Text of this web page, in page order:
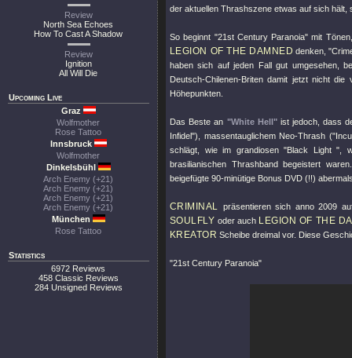
Review
North Sea Echoes
How To Cast A Shadow
Review
Ignition
All Will Die
Upcoming Live
Graz
Wolfmother
Rose Tattoo
Innsbruck
Wolfmother
Dinkelsbühl
Arch Enemy (+21)
Arch Enemy (+21)
Arch Enemy (+21)
Arch Enemy (+21)
München
Rose Tattoo
Statistics
6972 Reviews
458 Classic Reviews
284 Unsigned Reviews
der aktuellen Thrashszene etwas auf sich hält,
So beginnt "21st Century Paranoia" mit
LEGION OF THE DAMNED denken,
haben sich auf jeden Fall gut umgesehen,
Deutsch-Chilenen-Briten damit jetzt nicht
Höhepunkten.
Das Beste an "White Hell"ist jedoch, dass
Infidel"), massentauglichem Neo-Thrash (
schlägt, wie im grandiosen"Black Light " ,
brasilianischen Thrashband begeistert
beigefügte 90-minütige Bonus DVD (!!)
CRIMINAL präsentieren sich anno 2009
SOULFLY oder auch LEGION OF THE
KREATOR Scheibe dreimal vor. Diese
"21st Century Paranoia"